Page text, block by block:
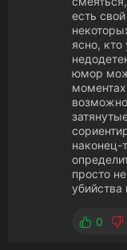
есть
ясно, кто
юмор
наконец-
просто
0